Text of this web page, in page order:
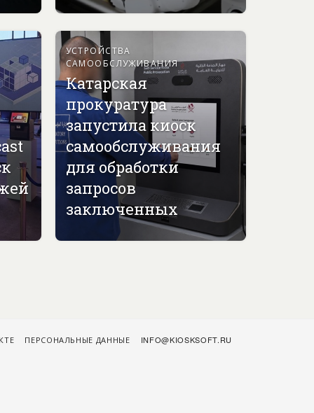
УСТРОЙСТВА
САМООБСЛУЖИВАНИЯ
Катарская
прокуратура
запустила киоск
самообслуживания
для обработки
запросов
заключенных
ПЕРСОНАЛЬНЫЕ ДАННЫЕ INFO@KIOSKSOFT.RU